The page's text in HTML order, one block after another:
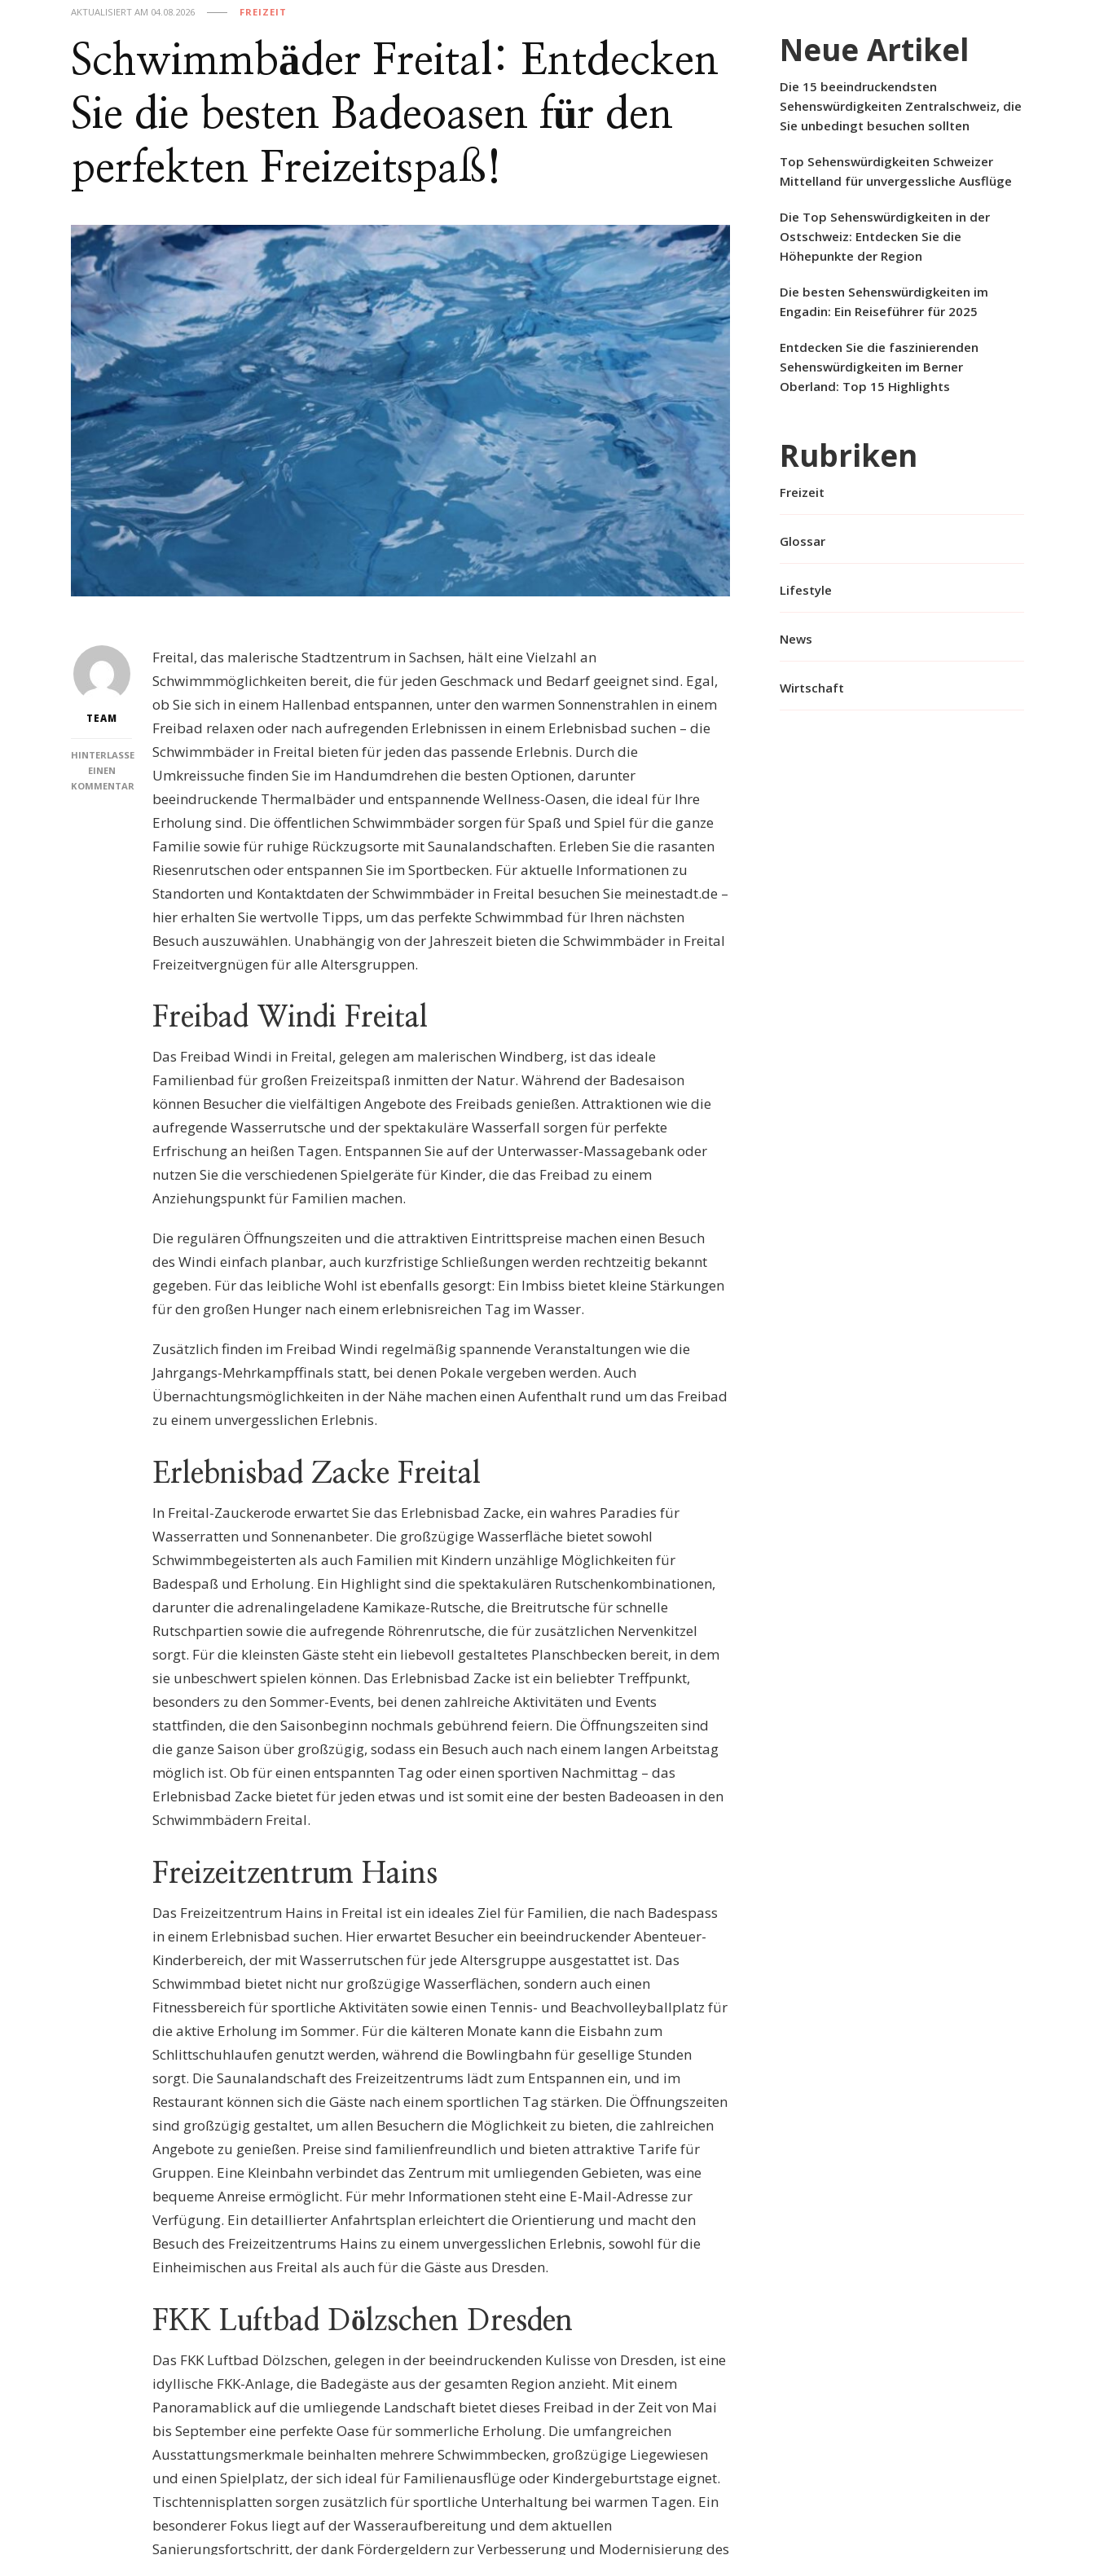
AKTUALISIERT AM 04.08.2026 FREIZEIT
Schwimmbäder Freital: Entdecken
Sie die besten Badeoasen für den
perfekten Freizeitspaß!
TEAM
HINTERLASSE
EINEN
KOMMENTAR
SCHWIMMBÄDER
ENTDECKEN
FREIZEITSPASS!
Freital, das malerische Stadtzentrum in Sachsen, hält eine Vielzahl an
Schwimmmöglichkeiten bereit, die für jeden Geschmack und Bedarf geeignet sind. Egal,
ob Sie sich in einem Hallenbad entspannen, unter den warmen Sonnenstrahlen in einem
Freibad relaxen oder nach aufregenden Erlebnissen in einem Erlebnisbad suchen – die
Schwimmbäder in Freital bieten für jeden das passende Erlebnis. Durch die
Umkreissuche finden Sie im Handumdrehen die besten Optionen, darunter
beeindruckende Thermalbäder und entspannende Wellness-Oasen, die ideal für Ihre
Erholung sind. Die öffentlichen Schwimmbäder sorgen für Spaß und Spiel für die ganze
Familie sowie für ruhige Rückzugsorte mit Saunalandschaften. Erleben Sie die rasanten
Riesenrutschen oder entspannen Sie im Sportbecken. Für aktuelle Informationen zu
Standorten und Kontaktdaten der Schwimmbäder in Freital besuchen Sie meinestadt.de –
hier erhalten Sie wertvolle Tipps, um das perfekte Schwimmbad für Ihren nächsten
Besuch auszuwählen. Unabhängig von der Jahreszeit bieten die Schwimmbäder in Freital
Freizeitvergnügen für alle Altersgruppen.
Freibad Windi Freital
Das Freibad Windi in Freital, gelegen am malerischen Windberg, ist das ideale
Familienbad für großen Freizeitspaß inmitten der Natur. Während der Badesaison
können Besucher die vielfältigen Angebote des Freibads genießen. Attraktionen wie die
aufregende Wasserrutsche und der spektakuläre Wasserfall sorgen für perfekte
Erfrischung an heißen Tagen. Entspannen Sie auf der Unterwasser-Massagebank oder
nutzen Sie die verschiedenen Spielgeräte für Kinder, die das Freibad zu einem
Anziehungspunkt für Familien machen.
Die regulären Öffnungszeiten und die attraktiven Eintrittspreise machen einen Besuch
des Windi einfach planbar, auch kurzfristige Schließungen werden rechtzeitig bekannt
gegeben. Für das leibliche Wohl ist ebenfalls gesorgt: Ein Imbiss bietet kleine Stärkungen
für den großen Hunger nach einem erlebnisreichen Tag im Wasser.
Zusätzlich finden im Freibad Windi regelmäßig spannende Veranstaltungen wie die
Jahrgangs-Mehrkampffinals statt, bei denen Pokale vergeben werden. Auch
Übernachtungsmöglichkeiten in der Nähe machen einen Aufenthalt rund um das Freibad
zu einem unvergesslichen Erlebnis.
Erlebnisbad Zacke Freital
In Freital-Zauckerode erwartet Sie das Erlebnisbad Zacke, ein wahres Paradies für
Wasserratten und Sonnenanbeter. Die großzügige Wasserfläche bietet sowohl
Schwimmbegeisterten als auch Familien mit Kindern unzählige Möglichkeiten für
Badespaß und Erholung. Ein Highlight sind die spektakulären Rutschenkombinationen,
darunter die adrenalingeladene Kamikaze-Rutsche, die Breitrutsche für schnelle
Rutschpartien sowie die aufregende Röhrenrutsche, die für zusätzlichen Nervenkitzel
sorgt. Für die kleinsten Gäste steht ein liebevoll gestaltetes Planschbecken bereit, in dem
sie unbeschwert spielen können. Das Erlebnisbad Zacke ist ein beliebter Treffpunkt,
besonders zu den Sommer-Events, bei denen zahlreiche Aktivitäten und Events
stattfinden, die den Saisonbeginn nochmals gebührend feiern. Die Öffnungszeiten sind
die ganze Saison über großzügig, sodass ein Besuch auch nach einem langen Arbeitstag
möglich ist. Ob für einen entspannten Tag oder einen sportiven Nachmittag – das
Erlebnisbad Zacke bietet für jeden etwas und ist somit eine der besten Badeoasen in den
Schwimmbädern Freital.
Freizeitzentrum Hains
Das Freizeitzentrum Hains in Freital ist ein ideales Ziel für Familien, die nach Badespass
in einem Erlebnisbad suchen. Hier erwartet Besucher ein beeindruckender Abenteuer-
Kinderbereich, der mit Wasserrutschen für jede Altersgruppe ausgestattet ist. Das
Schwimmbad bietet nicht nur großzügige Wasserflächen, sondern auch einen
Fitnessbereich für sportliche Aktivitäten sowie einen Tennis- und Beachvolleyballplatz für
die aktive Erholung im Sommer. Für die kälteren Monate kann die Eisbahn zum
Schlittschuhlaufen genutzt werden, während die Bowlingbahn für gesellige Stunden
sorgt. Die Saunalandschaft des Freizeitzentrums lädt zum Entspannen ein, und im
Restaurant können sich die Gäste nach einem sportlichen Tag stärken. Die Öffnungszeiten
sind großzügig gestaltet, um allen Besuchern die Möglichkeit zu bieten, die zahlreichen
Angebote zu genießen. Preise sind familienfreundlich und bieten attraktive Tarife für
Gruppen. Eine Kleinbahn verbindet das Zentrum mit umliegenden Gebieten, was eine
bequeme Anreise ermöglicht. Für mehr Informationen steht eine E-Mail-Adresse zur
Verfügung. Ein detaillierter Anfahrtsplan erleichtert die Orientierung und macht den
Besuch des Freizeitzentrums Hains zu einem unvergesslichen Erlebnis, sowohl für die
Einheimischen aus Freital als auch für die Gäste aus Dresden.
FKK Luftbad Dölzschen Dresden
Das FKK Luftbad Dölzschen, gelegen in der beeindruckenden Kulisse von Dresden, ist eine
idyllische FKK-Anlage, die Badegäste aus der gesamten Region anzieht. Mit einem
Panoramablick auf die umliegende Landschaft bietet dieses Freibad in der Zeit von Mai
bis September eine perfekte Oase für sommerliche Erholung. Die umfangreichen
Ausstattungsmerkmale beinhalten mehrere Schwimmbecken, großzügige Liegewiesen
und einen Spielplatz, der sich ideal für Familienausflüge oder Kindergeburtstage eignet.
Tischtennisplatten sorgen zusätzlich für sportliche Unterhaltung bei warmen Tagen. Ein
besonderer Fokus liegt auf der Wasseraufbereitung und dem aktuellen
Sanierungsfortschritt, der dank Fördergeldern zur Verbesserung und Modernisierung des
Neue Artikel
Die 15 beeindruckendsten
Sehenswürdigkeiten Zentralschweiz, die
Sie unbedingt besuchen sollten
Top Sehenswürdigkeiten Schweizer
Mittelland für unvergessliche Ausflüge
Die Top Sehenswürdigkeiten in der
Ostschweiz: Entdecken Sie die
Höhepunkte der Region
Die besten Sehenswürdigkeiten im
Engadin: Ein Reiseführer für 2025
Entdecken Sie die faszinierenden
Sehenswürdigkeiten im Berner
Oberland: Top 15 Highlights
Rubriken
Freizeit
Glossar
Lifestyle
News
Wirtschaft